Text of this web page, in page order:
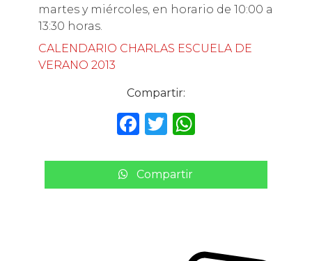
martes y miércoles, en horario de 10:00 a
13:30 horas.
CALENDARIO CHARLAS ESCUELA DE
VERANO 2013
Compartir:
F
c
e
T
it
te
W
a
ts
Compartir